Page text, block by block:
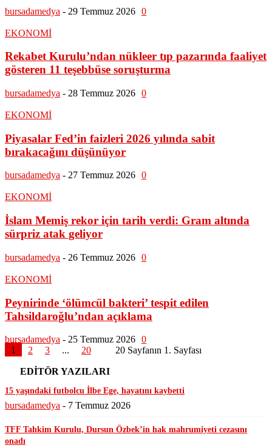
bursadamedya - 29 Temmuz 2026 0
EKONOMİ
Rekabet Kurulu’ndan nükleer tıp pazarında faaliyet
gösteren 11 teşebbüse soruşturma
bursadamedya - 28 Temmuz 2026 0
EKONOMİ
Piyasalar Fed’in faizleri 2026 yılında sabit
bırakacağını düşünüyor
bursadamedya - 27 Temmuz 2026 0
EKONOMİ
İslam Memiş rekor için tarih verdi: Gram altında
sürpriz atak geliyor
bursadamedya - 26 Temmuz 2026 0
EKONOMİ
Peynirinde ‘ölümcül bakteri’ tespit edilen
Tahsildaroğlu’ndan açıklama
bursadamedya - 25 Temmuz 2026 0
1
2 3 ... 20 20 Sayfanın 1. Sayfası
EDİTÖR YAZILARI
15 yaşındaki futbolcu İlbe Ege, hayatını kaybetti
bursadamedya - 7 Temmuz 2026
TFF Tahkim Kurulu, Dursun Özbek’in hak mahrumiyeti cezasını
onadı